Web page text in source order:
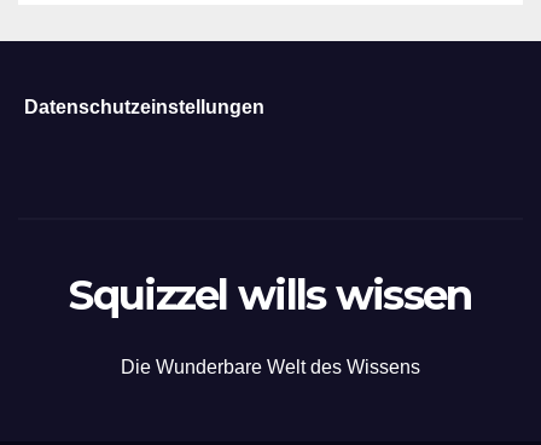
Datenschutzeinstellungen
Squizzel wills wissen
Die Wunderbare Welt des Wissens